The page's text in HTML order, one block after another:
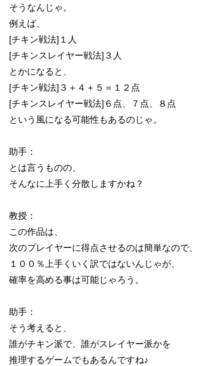
そうなんじゃ。
例えば、
[チキン戦法]１人
[チキンスレイヤー戦法]３人
とかになると、
[チキン戦法]３＋４＋５＝１２点
[チキンスレイヤー戦法]６点、７点、８点
という風になる可能性もあるのじゃ。
助手：
とは言うものの、
そんなに上手く分散しますかね？
教授：
この作品は、
次のプレイヤーに得点させるのは簡単なので、
１００％上手くいく訳ではないんじゃが、
確率を高める事は可能じゃろう。
助手：
そう考えると、
誰がチキン派で、誰がスレイヤー派かを
推理するゲームでもあるんですね♪